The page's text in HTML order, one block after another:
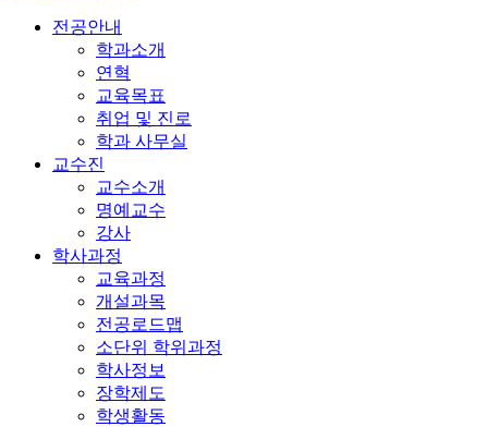
전공안내
학과소개
연혁
교육목표
취업 및 진로
학과 사무실
교수진
교수소개
명예교수
강사
학사과정
교육과정
개설과목
전공로드맵
소단위 학위과정
학사정보
장학제도
학생활동